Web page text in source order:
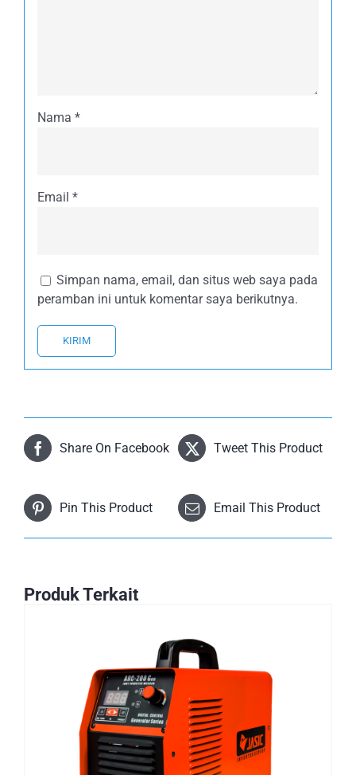
Nama *
Email *
Simpan nama, email, dan situs web saya pada
peramban ini untuk komentar saya berikutnya.
Share On Facebook Tweet This Product
Pin This Product Email This Product
Produk Terkait